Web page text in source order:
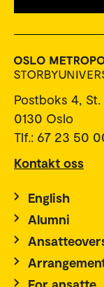
Postboks 4,
0130 Oslo
Tlf.: 67 23 50
Kontakt oss
English
Alumni
For ansatte